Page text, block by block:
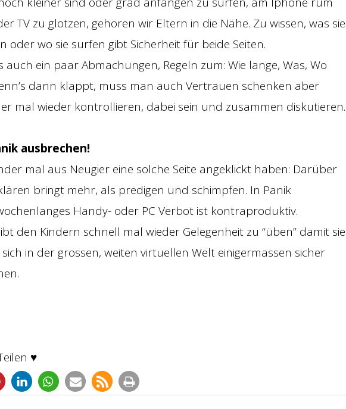
TV zu glotzen, gehören wir Eltern in die Nähe. Zu wissen, was sie
oder wo sie surfen gibt Sicherheit für beide Seiten.
ein paar Abmachungen, Regeln zum: Wie lange, Was, Wo
dann klappt, muss man auch Vertrauen schenken aber
mal wieder kontrollieren, dabei sein und zusammen diskutieren.
ausbrechen!
mal aus Neugier eine solche Seite angeklickt haben: Darüber
bringt mehr, als predigen und schimpfen. In Panik
Handy- oder PC Verbot ist kontraproduktiv.
den Kindern schnell mal wieder Gelegenheit zu “üben” damit sie
sich in der grossen, weiten virtuellen Welt einigermassen sicher
♥